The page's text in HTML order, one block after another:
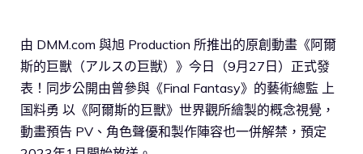
由 DMM.com 與旭 Production 所推出的原創動畫《阿爾
斯的巨獸（アルスの巨獣）》今日（9月27日）正式發
表！同步公開由曾參與《Final Fantasy》的藝術總監 上
国料勇 以《阿爾斯的巨獸》世界觀所繪製的概念視覺，
動畫預告 PV、角色聲優和製作陣容也一併解禁，預定